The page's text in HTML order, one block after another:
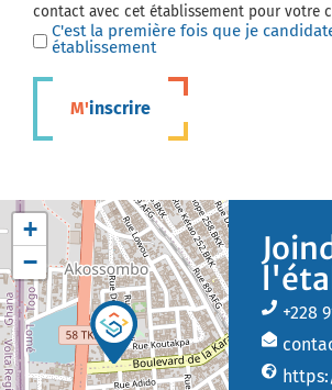
contact avec cet établissement pour votre
C'est la première fois que je
établissement
M'inscrire
+
−
+228